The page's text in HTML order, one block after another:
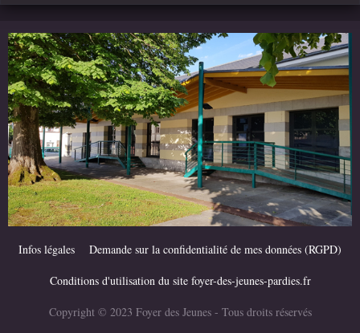
Infos légales Demande sur la confidentialité de mes données (RGPD)
Conditions d'utilisation du site foyer-des-jeunes-pardies.fr
Copyright © 2023 Foyer des Jeunes - Tous droits réservés